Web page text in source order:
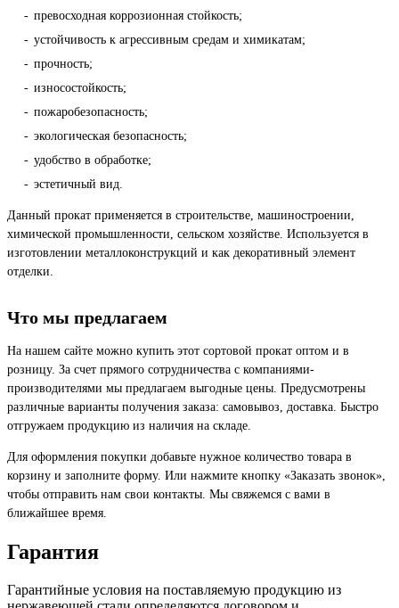
превосходная коррозионная стойкость;
устойчивость к агрессивным средам и химикатам;
прочность;
износостойкость;
пожаробезопасность;
экологическая безопасность;
удобство в обработке;
эстетичный вид.
Данный прокат применяется в строительстве, машиностроении,
химической промышленности, сельском хозяйстве. Используется в
изготовлении металлоконструкций и как декоративный элемент
отделки.
Что мы предлагаем
На нашем сайте можно купить этот сортовой прокат оптом и в
розницу. За счет прямого сотрудничества с компаниями-
производителями мы предлагаем выгодные цены. Предусмотрены
различные варианты получения заказа: самовывоз, доставка. Быстро
отгружаем продукцию из наличия на складе.
Для оформления покупки добавьте нужное количество товара в
корзину и заполните форму. Или нажмите кнопку «Заказать звонок»,
чтобы отправить нам свои контакты. Мы свяжемся с вами в
ближайшее время.
Гарантия
Гарантийные условия на поставляемую продукцию из